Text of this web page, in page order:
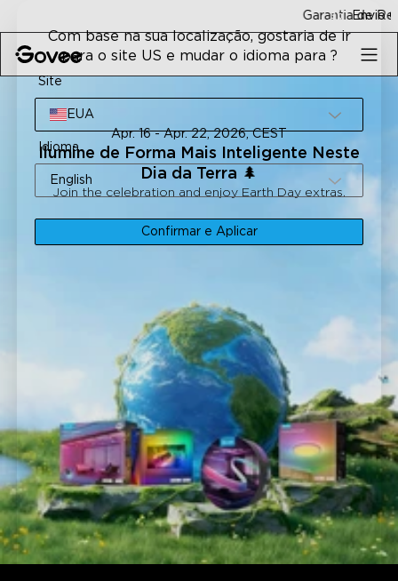
Garantia de Reembolso em 30-Dias
Apr. 16 - Apr. 22, 2026, CEST
Ilumine de Forma Mais Inteligente Neste
Dia da Terra 🌲
Join the celebration and enjoy Earth Day extras.
Com base na sua localização, gostaria de ir
para o site US e mudar o idioma para ?
Site
EUA
Idioma
English
Confirmar e Aplicar